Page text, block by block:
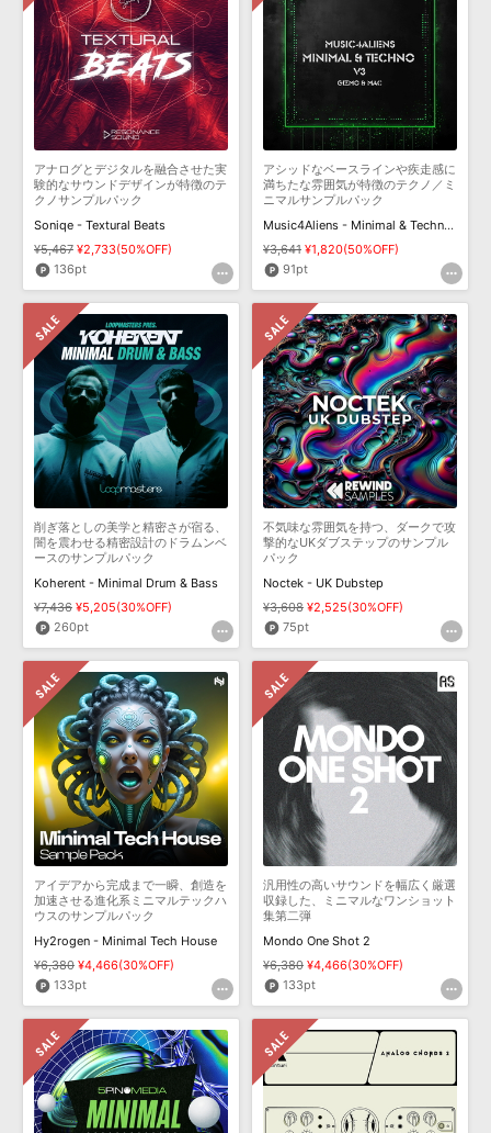
アナログとデジタルを融合させた実
験的なサウンドデザインが特徴のテ
クノサンプルパック
Soniqe - Textural Beats
¥5,467 ¥2,733(50%OFF)
136pt
アシッドなベースラインや疾走感に
満ちたな雰囲気が特徴のテクノ／ミ
ニマルサンプルパック
Music4Aliens - Minimal & Techno 3
¥3,641 ¥1,820(50%OFF)
91pt
削ぎ落としの美学と精密さが宿る、
闇を震わせる精密設計のドラムンベ
ースのサンプルパック
Koherent - Minimal Drum & Bass
¥7,436 ¥5,205(30%OFF)
260pt
不気味な雰囲気を持つ、ダークで攻
撃的なUKダブステップのサンプル
パック
Noctek - UK Dubstep
¥3,608 ¥2,525(30%OFF)
75pt
アイデアから完成まで一瞬、創造を
加速させる進化系ミニマルテックハ
ウスのサンプルパック
Hy2rogen - Minimal Tech House
¥6,380 ¥4,466(30%OFF)
133pt
汎用性の高いサウンドを幅広く厳選
収録した、ミニマルなワンショット
集第二弾
Mondo One Shot 2
¥6,380 ¥4,466(30%OFF)
133pt